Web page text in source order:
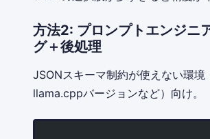
方法2: プロンプトエンジニ
グ＋後処理
JSONスキーマ制約が使えない環境
llama.cppバージョンなど）向け。